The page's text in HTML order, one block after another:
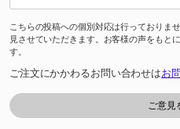
こちらの投稿への個別対応は行っておりま
見させていただきます。お客様の声をもと
す。
ご注文にかかわるお問い合わせはお